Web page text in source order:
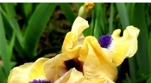
Blue
Eyed
Girl